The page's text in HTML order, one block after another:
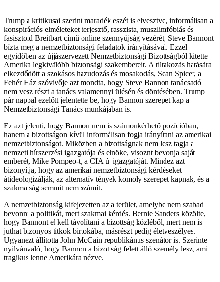
Trump a kritikusai szerint maradék eszét is elvesztve, informálisan a
konspirációs elméleteket terjesztő, rasszista, muszlimfóbiás és
fasisztoid Breitbart című online szennyújság vezérét, Steve Bannont
bízta meg a nemzetbiztonsági feladatok irányításával. Ezzel
egyidőben az újjászervezett Nemzetbiztonsági Bizottságból kitette
Amerika legkiválóbb biztonsági szakembereit. A tiltakozás hatására
elkezdődött a szokásos hazudozás és mosakodás, Sean Spicer, a
Fehér Ház szóvivője azt mondta, hogy Steve Bannon tanácsadó
nem vesz részt a tanács valamennyi ülésén és döntésében. Trump
pár nappal ezelőtt jelentette be, hogy Bannon szerepet kap a
Nemzetbiztonsági Tanács munkájában is.
Ez azt jelenti, hogy Bannon nem is számonkérhető pozícióban,
hanem a bizottságon kívül informálisan fogja irányítani az amerikai
nemzetbiztonságot. Miközben a bizottságnak nem lesz tagja a
nemzeti hírszerzési igazgatója és elnöke, visoznt bevonja saját
emberét, Mike Pompeo-t, a CIA új igazgatóját. Mindez azt
bizonyítja, hogy az amerikai nemzetbiztonsági kérdéseket
átideologizálják, az alternatív tények komoly szerepet kapnak, és a
szakmaiság semmit nem számít.
A nemzetbiztonság kifejezetten az a terület, amelybe nem szabad
bevonni a politikát, mert szakmai kérdés. Bernie Sanders közölte,
hogy Bannont el kell távolítani a bizottság közléből, mert nem is
juthat bizonyos titkok birtokába, másrészt pedig életveszélyes.
Ugyanezt állította John McCain republikánus szenátor is. Szerinte
nyilvánvaló, hogy Bannon a bizottság felett álló személy lesz, ami
tragikus lenne Amerikára nézve.